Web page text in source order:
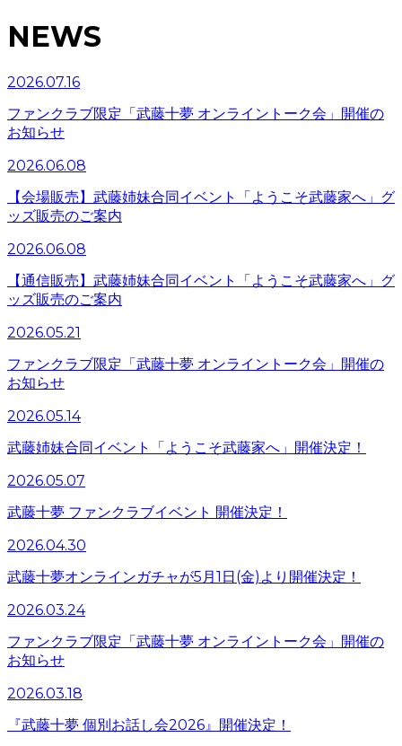
NEWS
2026.07.16
ファンクラブ限定「武藤十夢 オンライントーク会」開催の
お知らせ
2026.06.08
【会場販売】武藤姉妹合同イベント「ようこそ武藤家へ」グ
ッズ販売のご案内
2026.06.08
【通信販売】武藤姉妹合同イベント「ようこそ武藤家へ」グ
ッズ販売のご案内
2026.05.21
ファンクラブ限定「武藤十夢 オンライントーク会」開催の
お知らせ
2026.05.14
武藤姉妹合同イベント「ようこそ武藤家へ」開催決定！
2026.05.07
武藤十夢 ファンクラブイベント 開催決定！
2026.04.30
武藤十夢オンラインガチャが5月1日(金)より開催決定！
2026.03.24
ファンクラブ限定「武藤十夢 オンライントーク会」開催の
お知らせ
2026.03.18
『武藤十夢 個別お話し会2026』開催決定！